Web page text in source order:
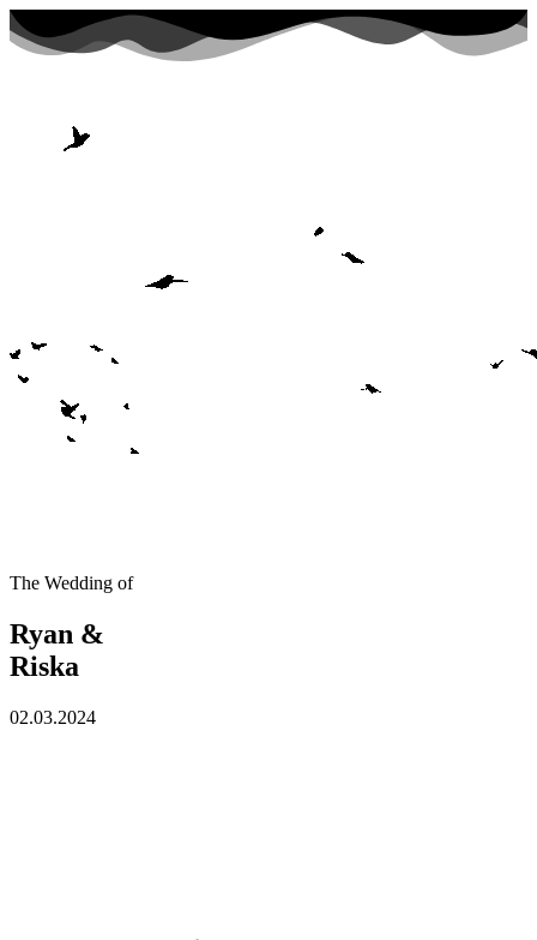
The Wedding of
Ryan &
Riska
02.03.2024